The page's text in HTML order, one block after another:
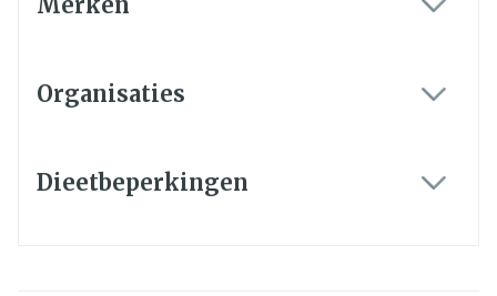
Organisaties
Dieetbeperkingen